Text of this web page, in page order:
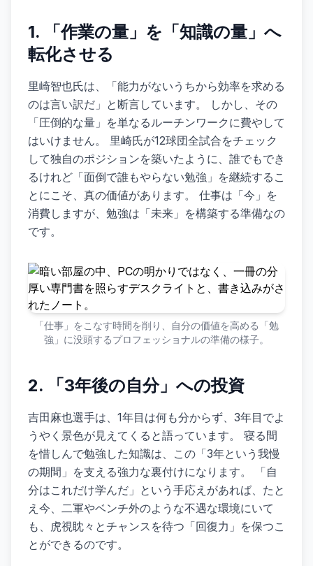
1. 「作業の量」を「知識の量」へ
転化させる
里崎智也氏は、「能力がないうちから効率を求める
のは言い訳だ」と断言しています。 しかし、その
「圧倒的な量」を単なるルーチンワークに費やして
はいけません。 里崎氏が12球団全試合をチェック
して独自のポジションを築いたように、誰でもでき
るけれど「面倒で誰もやらない勉強」を継続するこ
とにこそ、真の価値があります。 仕事は「今」を
消費しますが、勉強は「未来」を構築する準備なの
です。
「仕事」をこなす時間を削り、自分の価値を高める「勉
強」に没頭するプロフェッショナルの準備の様子。
2. 「3年後の自分」への投資
吉田麻也選手は、1年目は何も分からず、3年目でよ
うやく景色が見えてくると語っています。 寝る間
を惜しんで勉強した知識は、この「3年という我慢
の期間」を支える強力な裏付けになります。 「自
分はこれだけ学んだ」という手応えがあれば、たと
え今、二軍やベンチ外のような不遇な環境にいて
も、虎視眈々とチャンスを待つ「回復力」を保つこ
とができるのです。